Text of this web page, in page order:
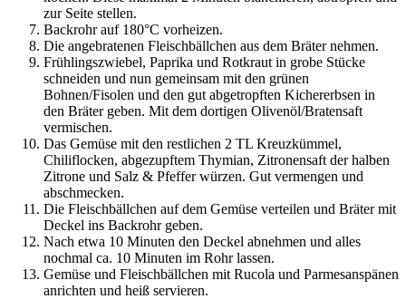
zur Seite stellen.
Backrohr auf 180°C vorheizen.
Die angebratenen Fleischbällchen aus dem Bräter nehmen.
Frühlingszwiebel, Paprika und Rotkraut in grobe Stücke
schneiden und nun gemeinsam mit den grünen
Bohnen/Fisolen und den gut abgetropften Kichererbsen in
den Bräter geben. Mit dem dortigen Olivenöl/Bratensaft
vermischen.
Das Gemüse mit den restlichen 2 TL Kreuzkümmel,
Chiliflocken, abgezupftem Thymian, Zitronensaft der halben
Zitrone und Salz & Pfeffer würzen. Gut vermengen und
abschmecken.
Die Fleischbällchen auf dem Gemüse verteilen und Bräter mit
Deckel ins Backrohr geben.
Nach etwa 10 Minuten den Deckel abnehmen und alles
nochmal ca. 10 Minuten im Rohr lassen.
Gemüse und Fleischbällchen mit Rucola und Parmesanspänen
anrichten und heiß servieren.